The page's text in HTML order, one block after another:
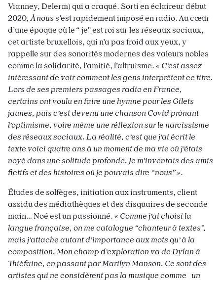
Vianney, Delerm) qui a craqué. Sorti en éclaireur début
2020, À nous s’est rapidement imposé en radio. Au cœur
d’une époque où le “ je” est roi sur les réseaux sociaux,
cet artiste bruxellois, qui n’a pas froid aux yeux, y
rappelle sur des sonorités modernes des valeurs nobles
comme la solidarité, l’amitié, l’altruisme. « C’est assez
intéressant de voir comment les gens interprètent ce titre.
Lors de ses premiers passages radio en France,
certains ont voulu en faire une hymne pour les Gilets
jaunes, puis c’est devenu une chanson Covid prônant
l’optimisme, voire même une réflexion sur le narcissisme
des réseaux sociaux. La réalité, c’est que j’ai écrit le
texte voici quatre ans à un moment de ma vie où j’étais
noyé dans une solitude profonde. Je m’inventais des amis
fictifs et des histoires où je pouvais dire “nous” ».
Études de solfèges, initiation aux instruments, client
assidu des médiathèques et des disquaires de seconde
main… Noé est un passionné. « Comme j’ai choisi la
langue française, on me catalogue “chanteur à textes”,
mais j’attache autant d’importance aux mots qu’ à la
composition. Mon champ d’exploration va de Dylan à
Thiéfaine, en passant par Marilyn Manson. Ce sont des
artistes qui ne considèrent pas la musique comme un